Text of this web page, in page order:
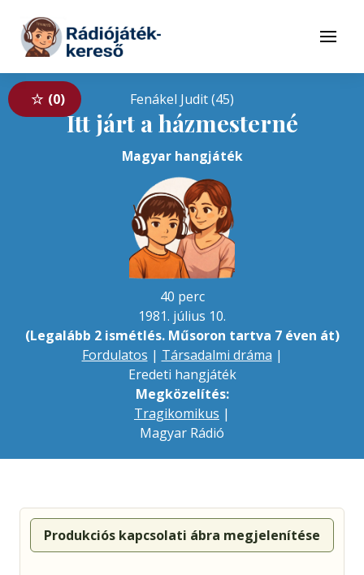
Tovább a tartalomhoz
Menü
0 Fenákel Judit (45)
Itt járt a házmesterné
Magyar hangjáték
40 perc
1981. július 10.
(Legalább 2 ismétlés. Műsoron tartva 7 éven át)
Fordulatos | Társadalmi dráma |
Eredeti hangjáték
Megközelítés:
Tragikomikus |
Magyar Rádió
Produkciós kapcsolati ábra megjelenítése